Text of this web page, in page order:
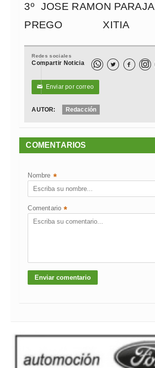
3º JOSE RAMON PARAJA
PREGO XITIA
Redes sociales
Compartir Noticia  
✉ Enviar por correo
AUTOR: Redacción
COMENTARIOS
Nombre *
Comentario *